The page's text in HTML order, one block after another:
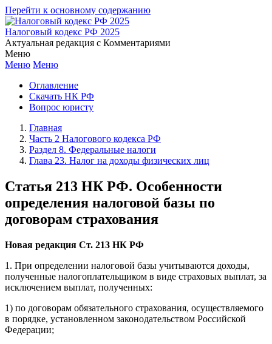
Перейти к основному содержанию
Налоговый кодекс РФ 2025
Актуальная редакция с Комментариями
Меню
Меню Меню
Оглавление
Скачать НК РФ
Вопрос юристу
Главная
Часть 2 Налогового кодекса РФ
Раздел 8. Федеральные налоги
Глава 23. Налог на доходы физических лиц
Статья 213 НК РФ. Особенности
определения налоговой базы по
договорам страхования
Новая редакция Ст. 213 НК РФ
1. При определении налоговой базы учитываются доходы,
полученные налогоплательщиком в виде страховых выплат, за
исключением выплат, полученных:
1) по договорам обязательного страхования, осуществляемого
в порядке, установленном законодательством Российской
Федерации;